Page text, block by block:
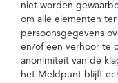
niet worden
om alle elementen
persoonsgegevens
en/of een verhoor te
anonimiteit van de
het Meldpunt blijft